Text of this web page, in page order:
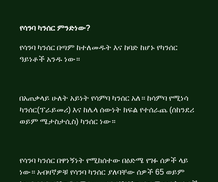
የሳንባ ካንሰር ምንድነው?
የሳንባ ካንሰር በጣም ከተለመዱት እና ከባድ ከሆኑ የካንሰር
ዓይነቶች አንዱ ነው።
በአጠቃላይ ሁለት አይነት የሳምባ ካንሰር አለ። ከሳምባ የሚነሳ
ካንሰር(ፕራይመሪ) እና ከሌላ ሰውነት ክፍል የተሰራጨ (ሰከንደሪ
ወይም ሜታስታሲስ) ካንሰር ነው።
የሳንባ ካንሰር በዋነኝነት የሚከሰተው በዕድሜ የገፉ ሰዎች ላይ
ነው። አብዛኛዎቹ የሳንባ ካንሰር ያለባቸው ሰዎች 65 ወይም